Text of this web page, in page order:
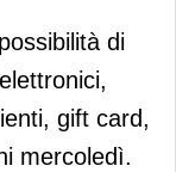
di
gift card,
mercoledì.